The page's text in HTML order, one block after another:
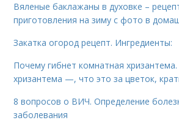
Вяленые баклажаны в духовке –
приготовления на зиму с фото в
Закатка огород рецепт. Ингредиенты:
Почему гибнет комнатная
хризантема —, что это за цветок,
8 вопросов о ВИЧ. Определение
заболевания